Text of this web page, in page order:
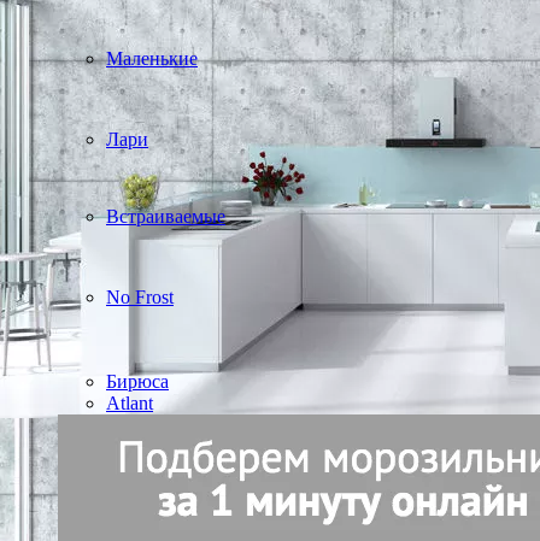
Маленькие
Лари
Встраиваемые
No Frost
Бирюса
Atlant